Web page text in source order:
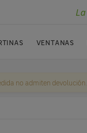
VENTANAS
no admiten